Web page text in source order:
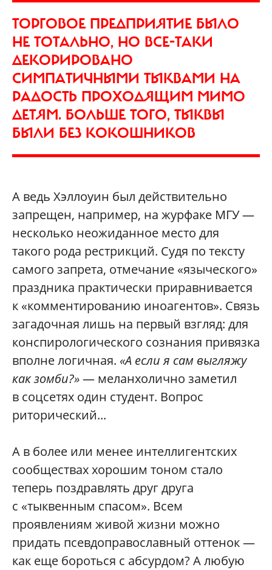
ТОРГОВОЕ ПРЕДПРИЯТИЕ БЫЛО
НЕ ТОТАЛЬНО, НО ВСЕ-ТАКИ
ДЕКОРИРОВАНО
СИМПАТИЧНЫМИ ТЫКВАМИ НА
РАДОСТЬ ПРОХОДЯЩИМ МИМО
ДЕТЯМ. БОЛЬШЕ ТОГО, ТЫКВЫ
БЫЛИ БЕЗ КОКОШНИКОВ
А ведь Хэллоуин был действительно
запрещен, например, на журфаке МГУ —
несколько неожиданное место для
такого рода рестрикций. Судя по тексту
самого запрета, отмечание «языческого»
праздника практически приравнивается
к «комментированию иноагентов». Связь
загадочная лишь на первый взгляд: для
конспирологического сознания привязка
вполне логичная. «А если я сам выгляжу
как зомби?»— меланхолично заметил
в соцсетях один студент. Вопрос
риторический...
А в более или менее интеллигентских
сообществах хорошим тоном стало
теперь поздравлять друг друга
с «тыквенным спасом». Всем
проявлениям живой жизни можно
придать псевдоправославный оттенок —
как еще бороться с абсурдом? А любую